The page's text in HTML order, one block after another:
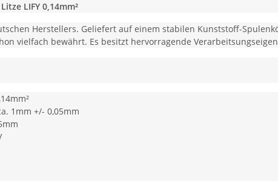
LIFY 0,14mm²
Herstellers. Geliefert auf einem stabilen Kunststoff-
vielfach bewährt. Es besitzt hervorragende
1mm +/- 0,05mm